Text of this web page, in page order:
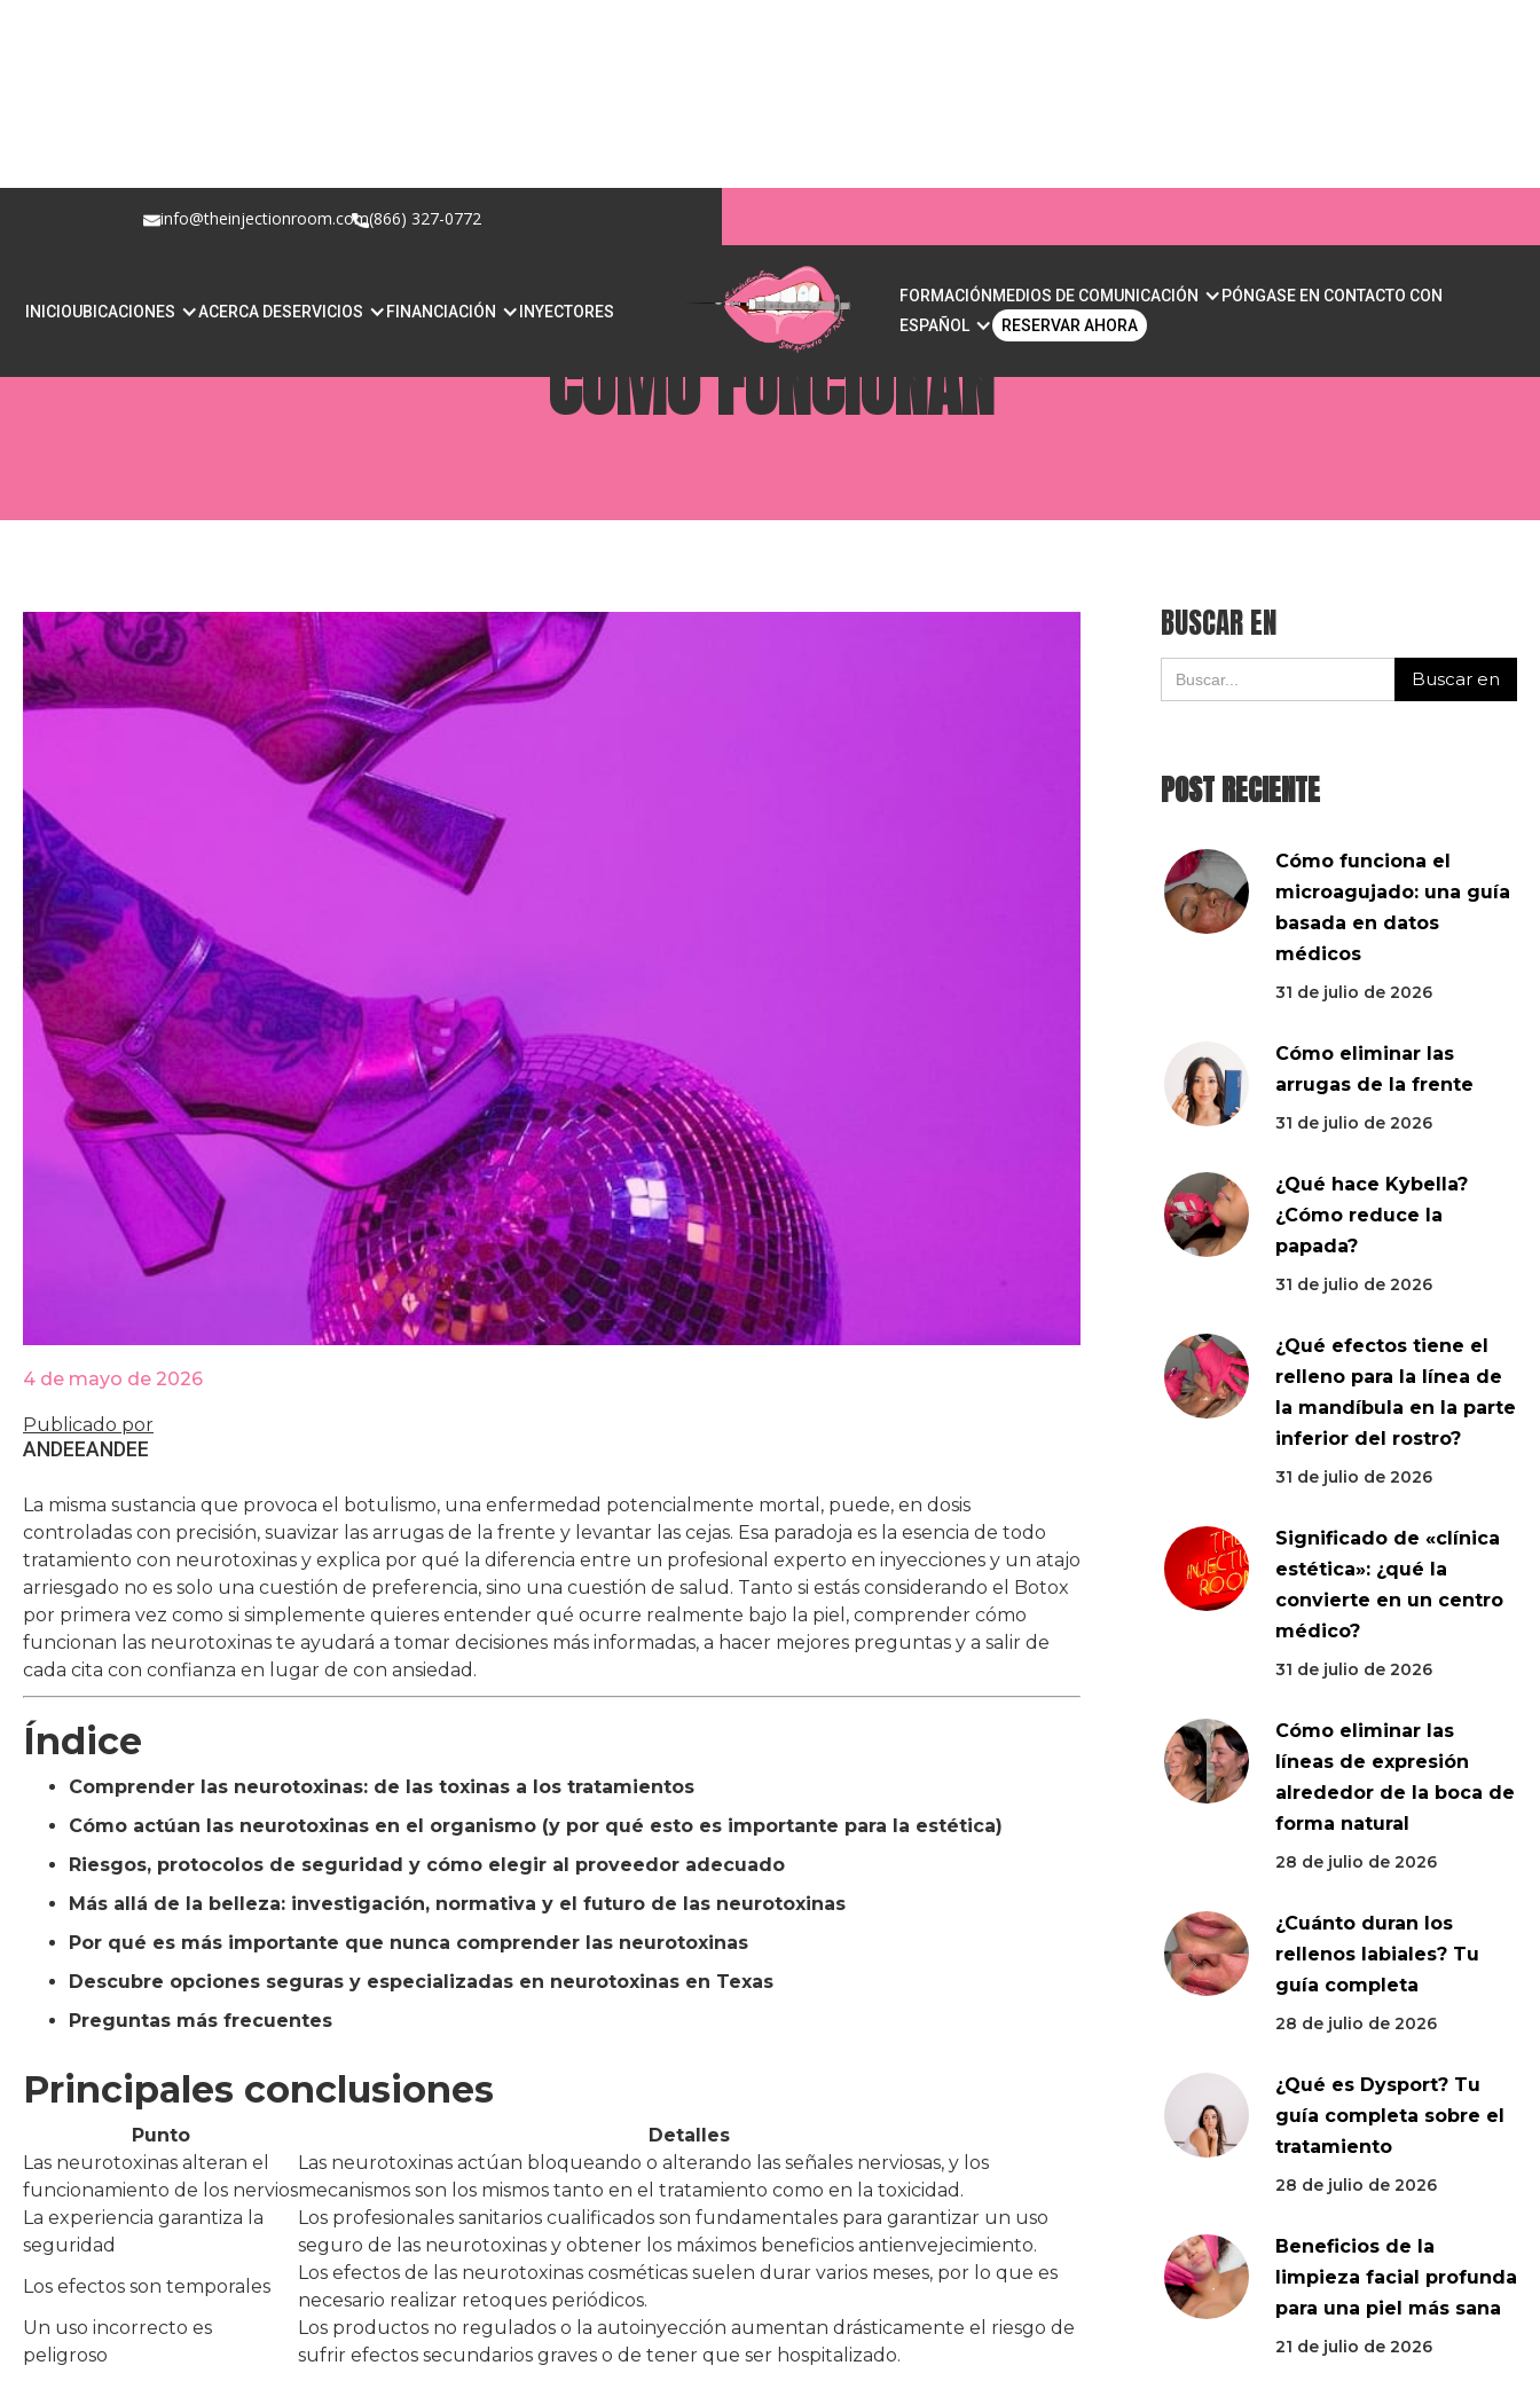
info@theinjectionroom.com(866) 327-0772
INICIOUBICACIONES ACERCA DESERVICIOS FINANCIACIÓN INYECTORES
FORMACIÓNMEDIOS DE COMUNICACIÓN
PÓNGASE EN CONTACTO CON
ESPAÑOL
RESERVAR AHORA
NEUROTOXINAS PARA LA MEDICINA ESTÉTICA: QUÉ SON Y
CÓMO FUNCIONAN
4 de mayo de 2026
Publicado por
ANDEEANDEE
La misma sustancia que provoca el botulismo, una enfermedad potencialmente mortal, puede, en dosis
controladas con precisión, suavizar las arrugas de la frente y levantar las cejas. Esa paradoja es la esencia de todo
tratamiento con neurotoxinas y explica por qué la diferencia entre un profesional experto en inyecciones y un atajo
arriesgado no es solo una cuestión de preferencia, sino una cuestión de salud. Tanto si estás considerando el Botox
por primera vez como si simplemente quieres entender qué ocurre realmente bajo la piel, comprender cómo
funcionan las neurotoxinas te ayudará a tomar decisiones más informadas, a hacer mejores preguntas y a salir de
cada cita con confianza en lugar de con ansiedad.
Índice
Comprender las neurotoxinas: de las toxinas a los tratamientos
Cómo actúan las neurotoxinas en el organismo (y por qué esto es importante para la estética)
Riesgos, protocolos de seguridad y cómo elegir al proveedor adecuado
Más allá de la belleza: investigación, normativa y el futuro de las neurotoxinas
Por qué es más importante que nunca comprender las neurotoxinas
Descubre opciones seguras y especializadas en neurotoxinas en Texas
Preguntas más frecuentes
Principales conclusiones
Punto
Detalles
Las neurotoxinas alteran el
funcionamiento de los nervios
Las neurotoxinas actúan bloqueando o alterando las señales nerviosas, y los
mecanismos son los mismos tanto en el tratamiento como en la toxicidad.
La experiencia garantiza la
seguridad
Los profesionales sanitarios cualificados son fundamentales para garantizar un uso
seguro de las neurotoxinas y obtener los máximos beneficios antienvejecimiento.
Los efectos son temporales
Los efectos de las neurotoxinas cosméticas suelen durar varios meses, por lo que es
necesario realizar retoques periódicos.
Un uso incorrecto es
peligroso
Los productos no regulados o la autoinyección aumentan drásticamente el riesgo de
sufrir efectos secundarios graves o de tener que ser hospitalizado.
BUSCAR EN
POST RECIENTE
Cómo funciona el
microagujado: una guía
basada en datos
médicos
31 de julio de 2026
Cómo eliminar las
arrugas de la frente
31 de julio de 2026
¿Qué hace Kybella?
¿Cómo reduce la
papada?
31 de julio de 2026
¿Qué efectos tiene el
relleno para la línea de
la mandíbula en la parte
inferior del rostro?
31 de julio de 2026
Significado de «clínica
estética»: ¿qué la
convierte en un centro
médico?
31 de julio de 2026
Cómo eliminar las
líneas de expresión
alrededor de la boca de
forma natural
28 de julio de 2026
¿Cuánto duran los
rellenos labiales? Tu
guía completa
28 de julio de 2026
¿Qué es Dysport? Tu
guía completa sobre el
tratamiento
28 de julio de 2026
Beneficios de la
limpieza facial profunda
para una piel más sana
21 de julio de 2026